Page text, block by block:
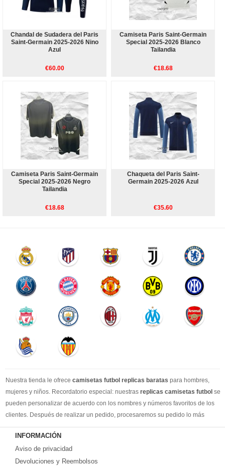
Chandal de Sudadera del Paris
Saint-Germain 2025-2026 Nino
Azul
€60.00
Camiseta Paris Saint-Germain
Special 2025-2026 Blanco
Tailandia
€18.68
Camiseta Paris Saint-Germain
Special 2025-2026 Negro
Tailandia
€18.68
Chaqueta del Paris Saint-
Germain 2025-2026 Azul
€35.60
Nuestra tienda le ofrece camisetas futbol replicas baratas para hombres,
mujeres y niños. Recordatorio especial: nuestras replicas camisetas futbol se
pueden personalizar de acuerdo con los nombres y números favoritos de los
clientes. Después de realizar un pedido, procesaremos su pedido lo más
rápido posible, para que pueda recibir su camisetas de fútbol favorita cuando
la necesite. DHL / EMS / China Post y otro expreso, puede elegir libremente.
Llevamos más de 10 años comprometidos con esta industria, con una línea de
producción estable, un sólido equipo de servicio al cliente y una gran cantidad
INFORMACIÓN
Aviso de privacidad
Devoluciones y Reembolsos